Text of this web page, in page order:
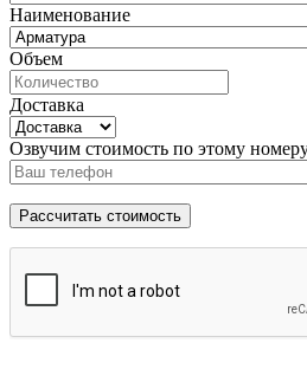
Наименование
Объем
Доставка
Озвучим стоимость по этому